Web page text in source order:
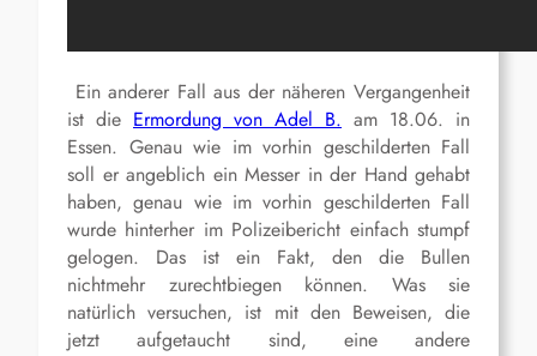
Ein anderer Fall aus der näheren Vergangenheit
ist die Ermordung von Adel B. am 18.06. in
Essen. Genau wie im vorhin geschilderten Fall
soll er angeblich ein Messer in der Hand gehabt
haben, genau wie im vorhin geschilderten Fall
wurde hinterher im Polizeibericht einfach stumpf
gelogen. Das ist ein Fakt, den die Bullen
nichtmehr zurechtbiegen können. Was sie
natürlich versuchen, ist mit den Beweisen, die
jetzt aufgetaucht sind, eine andere